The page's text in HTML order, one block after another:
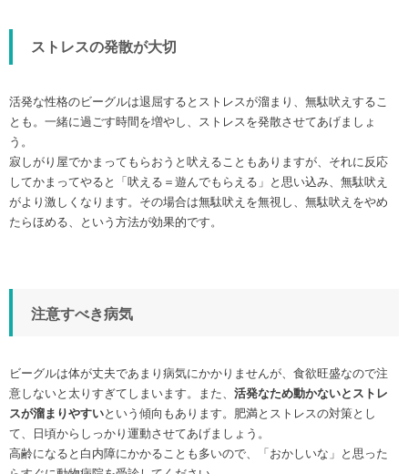
ストレスの発散が大切
活発な性格のビーグルは退屈するとストレスが溜まり、無駄吠えするこ
とも。一緒に過ごす時間を増やし、ストレスを発散させてあげましょ
う。
寂しがり屋でかまってもらおうと吠えることもありますが、それに反応
してかまってやると「吠える＝遊んでもらえる」と思い込み、無駄吠え
がより激しくなります。その場合は無駄吠えを無視し、無駄吠えをやめ
たらほめる、という方法が効果的です。
注意すべき病気
ビーグルは体が丈夫であまり病気にかかりませんが、食欲旺盛なので注
意しないと太りすぎてしまいます。また、 活発なため動かないとストレ
スが溜まりやすいという傾向もあります。肥満とストレスの対策とし
て、日頃からしっかり運動させてあげましょう。
高齢になると白内障にかかることも多いので、「おかしいな」と思った